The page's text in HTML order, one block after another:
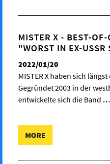
MISTER X - BEST-
"WORST IN EX-
2022/01/20
MISTER X haben sich
Gegründet 2003 in der
entwickelte sich die Band …
MORE